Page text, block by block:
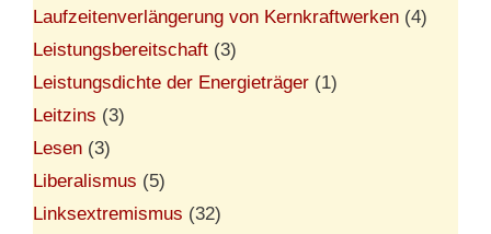
Laufzeitenverlängerung von Kernkraftwerken (4)
Leistungsbereitschaft (3)
Leistungsdichte der Energieträger (1)
Leitzins (3)
Lesen (3)
Liberalismus (5)
Linksextremismus (32)